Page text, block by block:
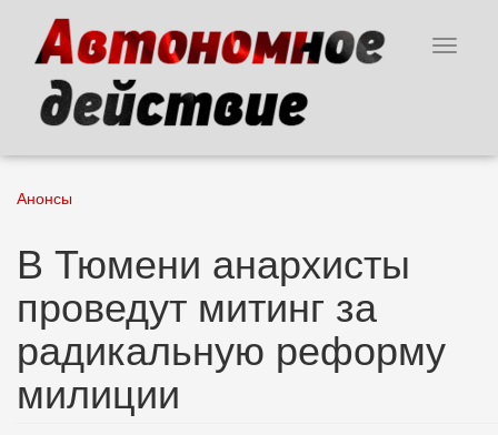
основному
содержанию
Toggle
Анонсы
В Тюмени анархисты
проведут митинг за
радикальную реформу
милиции